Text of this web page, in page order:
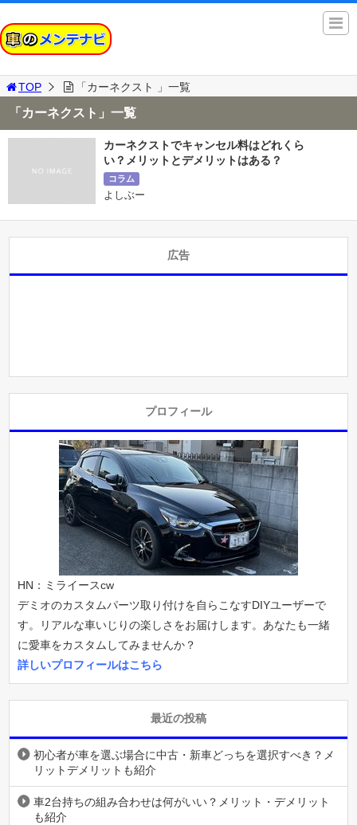
TOP 「カーネクスト 」一覧
「カーネクスト」一覧
カーネクストでキャンセル料はどれくら
い？メリットとデメリットはある？
コラム
よしぶー
広告
プロフィール
HN：ミライースcw
デミオのカスタムパーツ取り付けを自らこなすDIYユーザーで
す。リアルな車いじりの楽しさをお届けします。あなたも一緒
に愛車をカスタムしてみませんか？
詳しいプロフィールはこちら
最近の投稿
初心者が車を選ぶ場合に中古・新車どっちを選択すべき？メ
リットデメリットも紹介
車2台持ちの組み合わせは何がいい？メリット・デメリット
も紹介